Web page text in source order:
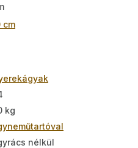
cm
kg
nélkül